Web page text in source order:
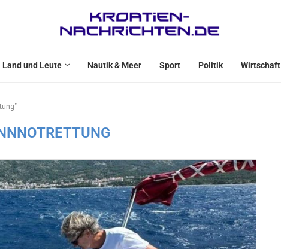
Land und Leute Nautik & Meer Sport Politik Wirtschaft